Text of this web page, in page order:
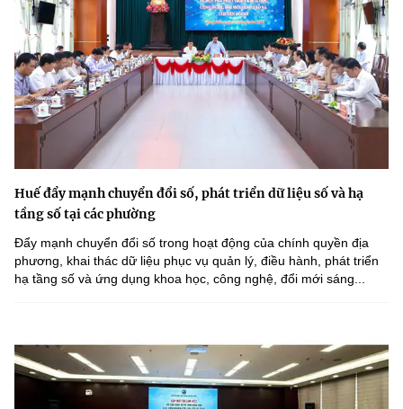
Huế đẩy mạnh chuyển đổi số, phát triển dữ liệu số và hạ
tầng số tại các phường
Đẩy mạnh chuyển đổi số trong hoạt động của chính quyền địa
phương, khai thác dữ liệu phục vụ quản lý, điều hành, phát triển
hạ tầng số và ứng dụng khoa học, công nghệ, đổi mới sáng...